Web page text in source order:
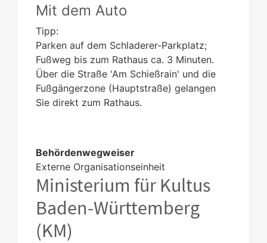
Mit dem Auto
Tipp:
Parken auf dem Schladerer-Parkplatz;
Fußweg bis zum Rathaus ca. 3 Minuten.
Über die Straße 'Am Schießrain' und die
Fußgängerzone (Hauptstraße) gelangen
Sie direkt zum Rathaus.
Behördenwegweiser
Externe Organisationseinheit
Ministerium für Kultus
Baden-Württemberg
(KM)